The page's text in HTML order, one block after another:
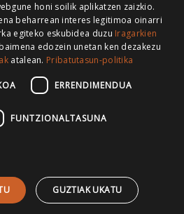
>
honi soilik aplikatzen zaizkio.
beharrean interes legitimoa oinarri
egiteko eskubidea duzu Iragarkien
edozein unetan ken dezakezu
atalean. Pribatutasun-politika
ERRENDIMENDUA
FUNTZIONALTASUNA
GUZTIAK UKATU